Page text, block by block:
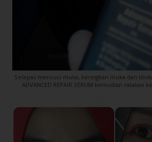
Selepas mencuci muka, keringkan muka dan
ADVANCED REPAIR SERUM kemudian ratakan